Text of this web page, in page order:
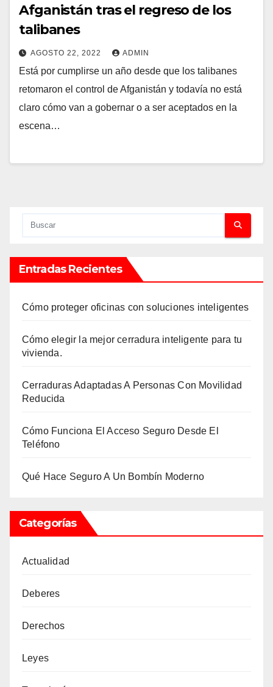
Afganistán tras el regreso de los
talibanes
AGOSTO 22, 2022 ADMIN
Está por cumplirse un año desde que los talibanes
retomaron el control de Afganistán y todavía no está
claro cómo van a gobernar o a ser aceptados en la
escena…
Entradas Recientes
Cómo proteger oficinas con soluciones inteligentes
Cómo elegir la mejor cerradura inteligente para tu
vivienda.
Cerraduras Adaptadas A Personas Con Movilidad
Reducida
Cómo Funciona El Acceso Seguro Desde El
Teléfono
Qué Hace Seguro A Un Bombín Moderno
Categorías
Actualidad
Deberes
Derechos
Leyes